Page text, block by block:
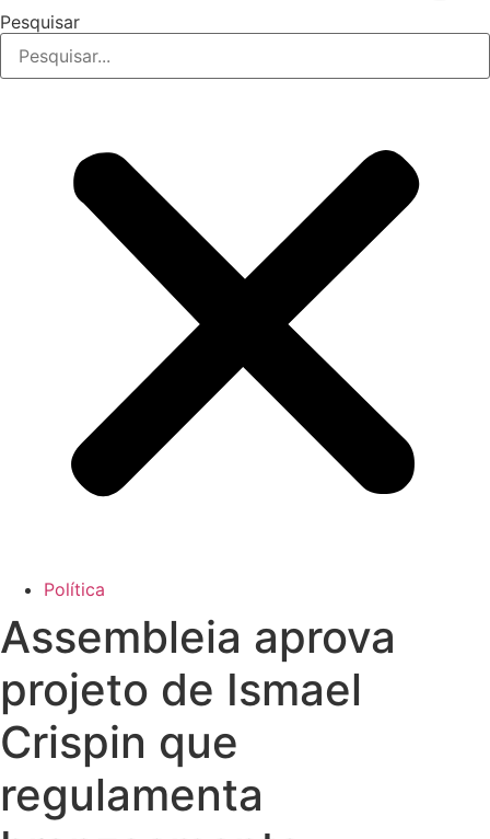
Pesquisar
Política
Assembleia aprova
projeto de Ismael
Crispin que
regulamenta